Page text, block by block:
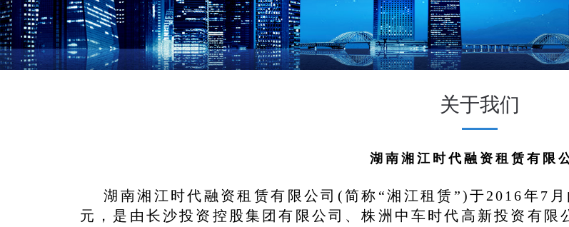
关于我们
湖南湘江时代融资租赁有限
湖南湘江时代融资租赁有限公司(简称“湘江租赁”)于2016年7
元，是由长沙投资控股集团有限公司、株洲中车时代高新投资有